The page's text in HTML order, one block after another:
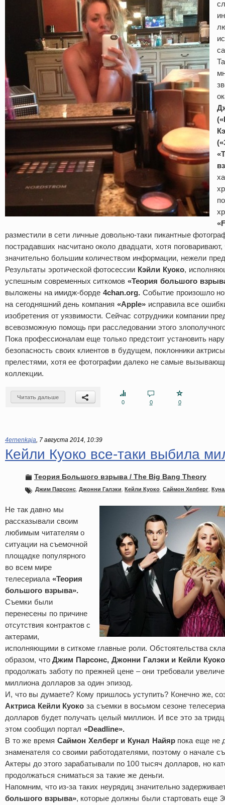
разместили в сети личные довольно-таки пикантные
пострадавших насчитано около двадцати, хотя
значительно большим количеством информации, нежели
Результаты эротической фотосессии Кэйли Куоко,
успешным современных ситкомов«Теория большого
выложены на имидж-борде4chan.org. Событие произошло
на сегодняшний день компания «Apple»исправила все
изобретения от уязвимости. Сейчас сотрудники компании
всевозможную помощь при расследовании этого
Пока профессионалам еще только предстоит установить
безопасность своих клиентов в будущем, поклонники
прелестями, хотя ее фотографии далеко не самые
коллекции.
Читать дальше
0
0 0
4ernenkaja, 7 августа 2014, 10:39
Кейли Куоко все-таки выбила
Теория Большого взрыва / The Big Bang Theory
Джим Парсонс Джонни Галэки Кейли Куоко Саймон Хелберг
Не так давно мы
рассказывали своим
любимым читателям о
ситуации на съемочной
площадке популярного
во всем мире
телесериала «Теория
большого взрыва».
Съемки были
перенесены по причине
отсутствия контрактов с
актерами,
исполняющими в ситкоме главные роли. Обстоятельства
образом, чтоДжим Парсонс, Джонни Галэки и Кейли Куоко
продолжать заботу по прежней цене – они требовали
миллиона долларов за один эпизод.
И, что вы думаете? Кому пришлось уступить? Конечно же,
Актриса Кейли Куоко за съемки в восьмом сезоне
долларов будет получать целый миллион. И все это за
этом сообщил портал«Deadline».
В то же время Саймон Хелберг и Кунал Найярпока еще не
знаменателя со своими работодателями, поэтому о начале
Актеры до этого зарабатывали по 100 тысяч долларов, но
продолжаться сниматься за такие же деньги.
Напомним, что из-за таких неурядиц значительно
большого взрыва», которые должны были стартовать еще